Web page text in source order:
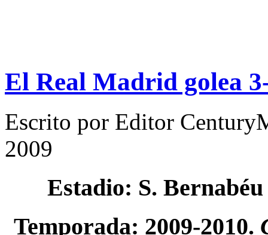
El Real Madrid golea
Escrito por Editor
2009
Estadio: S.
Temporada: 2009-2010.